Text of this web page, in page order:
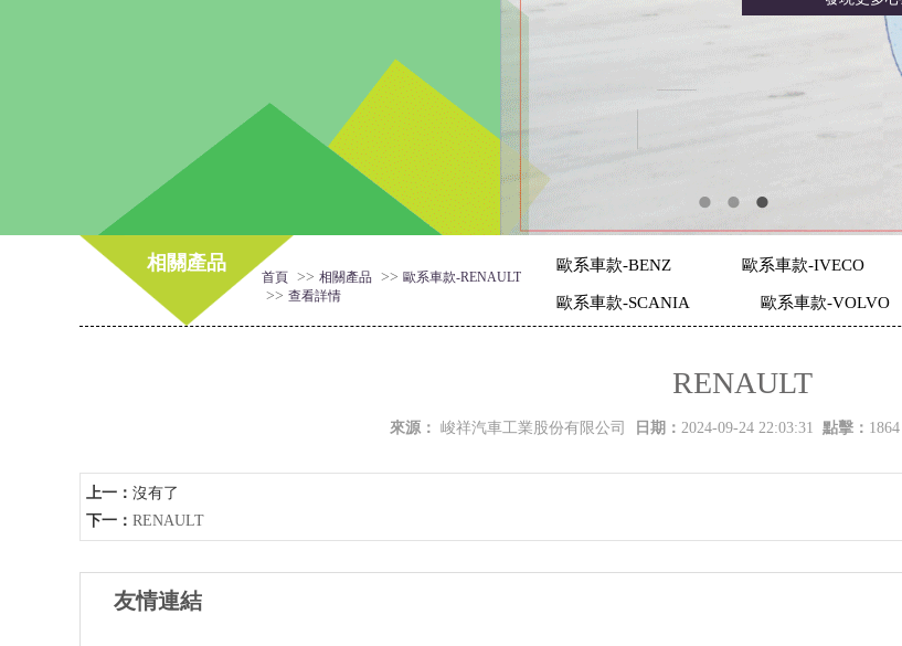
相關產品
首頁 >> 相關產品 >> 歐系車款-RENAULT
>> 查看詳情
歐系車款-BENZ 歐系車款-IVECO
歐系車款-SCANIA 歐系車款-VOLVO
RENAULT
來源： 峻祥汽車工業股份有限公司 日期： 2024-09-24 22:03:31 點擊： 1864
上一： 沒有了
下一： RENAULT
友情連結